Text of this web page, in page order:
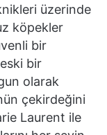
üzerinde
köpekler
bir
bir
olarak
çekirdeğini
Laurent ile